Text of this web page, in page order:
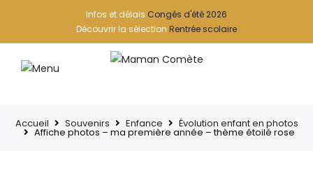
Infos et délais Congés d'été 2026
Découvrir la sélection Rentrée scolaire
Accueil Souvenirs Enfance Évolution enfant en photos
Affiche photos – ma première année – thème étoilé rose